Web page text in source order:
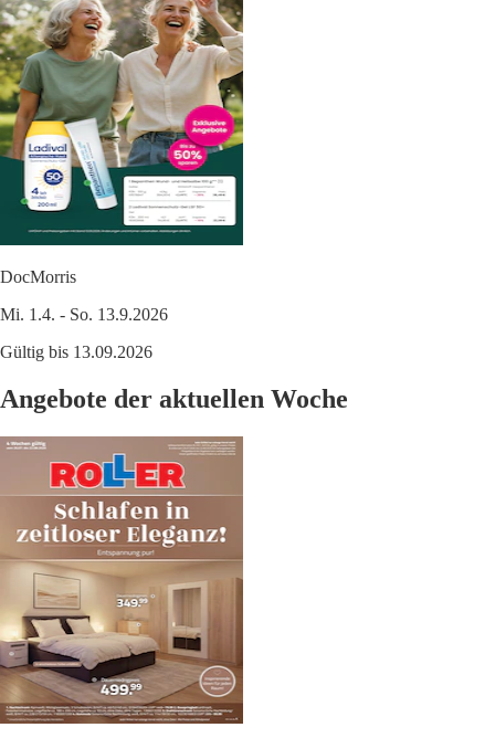
DocMorris
Mi. 1.4. - So. 13.9.2026
Gültig bis 13.09.2026
Angebote der aktuellen Woche